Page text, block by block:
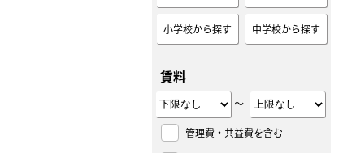
必要な書類 売却の流れ
ピタッ
小学校から探す 中学校から探す
賃料
～
管理費・共益費を含む